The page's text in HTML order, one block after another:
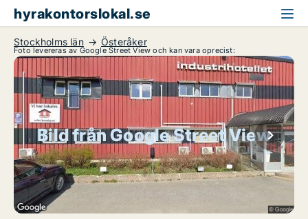
hyrakontorslokal.se
Stockholms län Österåker
Foto levereras av Google Street View och kan vara oprecist:
Bild från Google Street View